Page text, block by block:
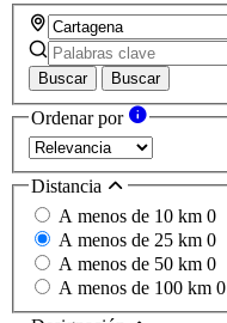
Buscar Buscar
Ordenar por
Distancia
A menos de 10 km 0
A menos de 25 km 0
A menos de 50 km 0
A menos de 100 km 0